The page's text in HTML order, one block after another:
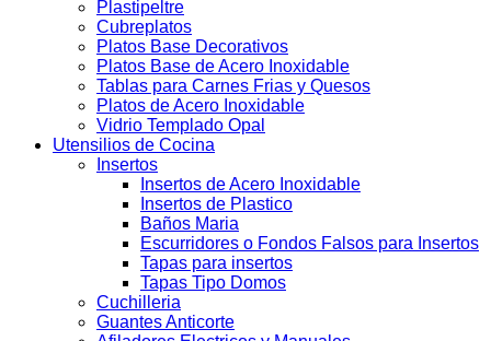
Plastipeltre
Cubreplatos
Platos Base Decorativos
Platos Base de Acero Inoxidable
Tablas para Carnes Frias y Quesos
Platos de Acero Inoxidable
Vidrio Templado Opal
Utensilios de Cocina
Insertos
Insertos de Acero Inoxidable
Insertos de Plastico
Baños Maria
Escurridores o Fondos Falsos para Insertos
Tapas para insertos
Tapas Tipo Domos
Cuchilleria
Guantes Anticorte